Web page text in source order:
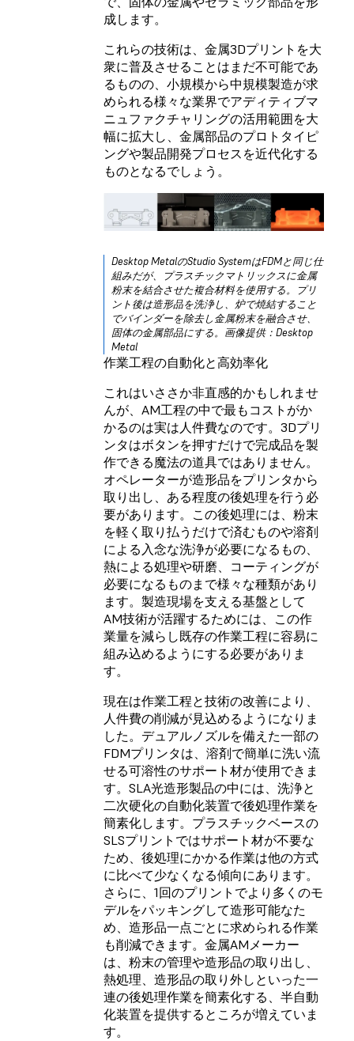
成します。
これらの技術は、金属3Dプリントを大
衆に普及させることはまだ不可能であ
るものの、小規模から中規模製造が求
められる様々な業界でアディティブマ
ニュファクチャリングの活用範囲を大
幅に拡大し、金属部品のプロトタイピ
ングや製品開発プロセスを近代化する
ものとなるでしょう。
Desktop MetalのStudio SystemはFDMと同じ仕
組みだが、プラスチックマトリックスに金属
粉末を結合させた複合材料を使用する。プリ
ント後は造形品を洗浄し、炉で焼結すること
でバインダーを除去し金属粉末を融合させ、
固体の金属部品にする。画像提供：Desktop
Metal
作業工程の自動化と高効率化
これはいささか非直感的かもしれませ
んが、AM工程の中で最もコストがか
かるのは実は人件費なのです。3Dプリ
ンタはボタンを押すだけで完成品を製
作できる魔法の道具ではありません。
オペレーターが造形品をプリンタから
取り出し、ある程度の後処理を行う必
要があります。この後処理には、粉末
を軽く取り払うだけで済むものや溶剤
による入念な洗浄が必要になるもの、
熱による処理や研磨、コーティングが
必要になるものまで様々な種類があり
ます。製造現場を支える基盤として
AM技術が活躍するためには、この作
業量を減らし既存の作業工程に容易に
組み込めるようにする必要がありま
す。
現在は作業工程と技術の改善により、
人件費の削減が見込めるようになりま
した。デュアルノズルを備えた一部の
FDMプリンタは、溶剤で簡単に洗い流
せる可溶性のサポート材が使用できま
す。SLA光造形製品の中には、洗浄と
二次硬化の自動化装置で後処理作業を
簡素化します。プラスチックベースの
SLSプリントではサポート材が不要な
ため、後処理にかかる作業は他の方式
に比べて少なくなる傾向にあります。
さらに、1回のプリントでより多くのモ
デルをパッキングして造形可能なた
め、造形品一点ごとに求められる作業
も削減できます。金属AMメーカー
は、粉末の管理や造形品の取り出し、
熱処理、造形品の取り外しといった一
連の後処理作業を簡素化する、半自動
化装置を提供するところが増えていま
す。